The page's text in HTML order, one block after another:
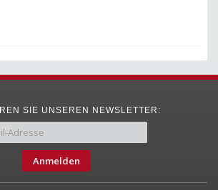
SIE UNSEREN NEWSLETTER:
Anmelden